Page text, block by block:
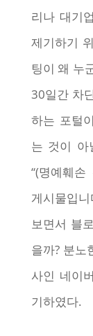
리나 대기
제기하기
팅이 왜 누
30일간 차
하는 포털
는 것이 아
“(명예훼
게시물입
보면서 블
을까? 분노
사인 네이
기하였다.